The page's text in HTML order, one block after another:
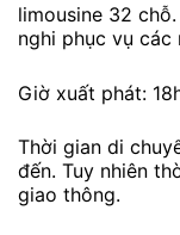
limousine 32
nghi phục vụ các
Giờ xuất phát:
Thời gian di
đến. Tuy nhiên
giao thông.